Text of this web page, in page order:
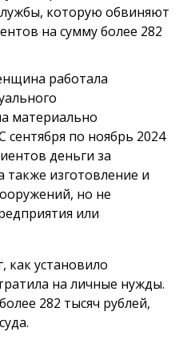
которую обвиняют
на сумму более 282
работала
материально
по ноябрь 2024
деньги за
изготовление и
но не
или
как установило
на личные нужды.
282 тысяч рублей,